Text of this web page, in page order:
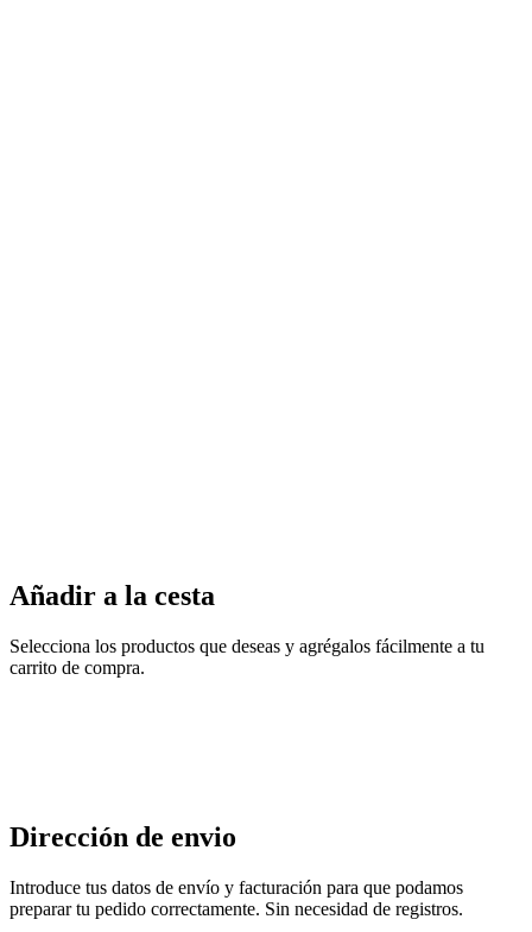
Añadir a la cesta
Selecciona los productos que deseas y agrégalos fácilmente a tu
carrito de compra.
Dirección de envio
Introduce tus datos de envío y facturación para que podamos
preparar tu pedido correctamente. Sin necesidad de registros.